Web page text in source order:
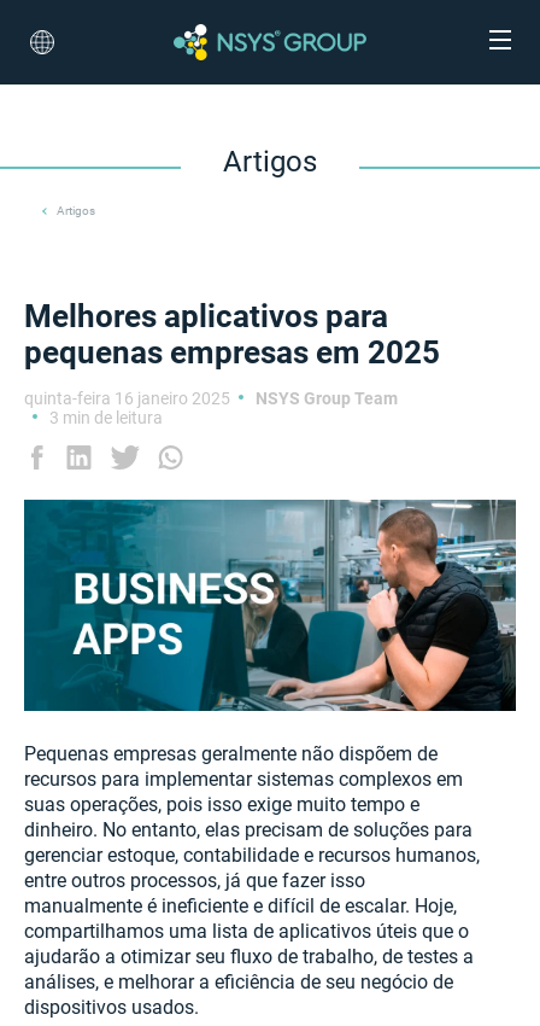
Artigos
Artigos
Melhores aplicativos para
pequenas empresas em 2025
quinta-feira 16 janeiro 2025
NSYS Group Team
3 min de leitura
Pequenas empresas geralmente não dispõem de
recursos para implementar sistemas complexos em
suas operações, pois isso exige muito tempo e
dinheiro. No entanto, elas precisam de soluções para
gerenciar estoque, contabilidade e recursos humanos,
entre outros processos, já que fazer isso
manualmente é ineficiente e difícil de escalar. Hoje,
compartilhamos uma lista de aplicativos úteis que o
ajudarão a otimizar seu fluxo de trabalho, de testes a
análises, e melhorar a eficiência de seu negócio de
dispositivos usados.